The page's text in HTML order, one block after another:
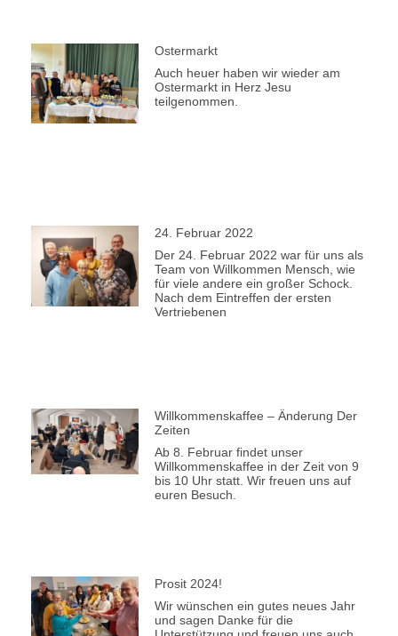
Ostermarkt
Auch heuer haben wir wieder am
Ostermarkt in Herz Jesu
teilgenommen.
24. Februar 2022
Der 24. Februar 2022 war für uns als
Team von Willkommen Mensch, wie
für viele andere ein großer Schock.
Nach dem Eintreffen der ersten
Vertriebenen
Willkommenskaffee – Änderung Der
Zeiten
Ab 8. Februar findet unser
Willkommenskaffee in der Zeit von 9
bis 10 Uhr statt. Wir freuen uns auf
euren Besuch.
Prosit 2024!
Wir wünschen ein gutes neues Jahr
und sagen Danke für die